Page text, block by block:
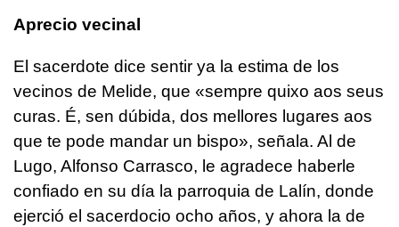
Aprecio vecinal
El sacerdote dice sentir ya la estima de los
vecinos de Melide, que «sempre quixo aos seus
curas. É, sen dúbida, dos mellores lugares aos
que te pode mandar un bispo», señala. Al de
Lugo, Alfonso Carrasco, le agradece haberle
confiado en su día la parroquia de Lalín, donde
ejerció el sacerdocio ocho años, y ahora la de